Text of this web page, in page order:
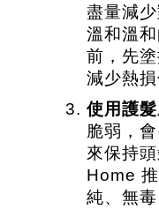
盡量減
溫和溫
前，先
減少熱損
使用護髮
脆弱，
來保持
Home
純、無